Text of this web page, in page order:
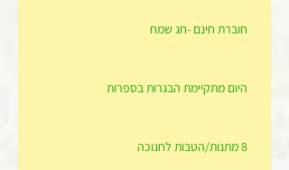
חוברת חינם -חג שמח
היום מתקיימת הבגרות בספרות
8 מתנות/הטבות לחנוכה